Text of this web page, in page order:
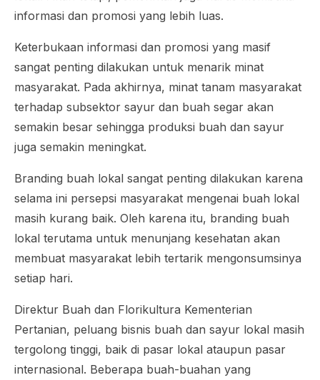
informasi dan promosi yang lebih luas.
Keterbukaan informasi dan promosi yang masif
sangat penting dilakukan untuk menarik minat
masyarakat. Pada akhirnya, minat tanam masyarakat
terhadap subsektor sayur dan buah segar akan
semakin besar sehingga produksi buah dan sayur
juga semakin meningkat.
Branding buah lokal sangat penting dilakukan karena
selama ini persepsi masyarakat mengenai buah lokal
masih kurang baik. Oleh karena itu, branding buah
lokal terutama untuk menunjang kesehatan akan
membuat masyarakat lebih tertarik mengonsumsinya
setiap hari.
Direktur Buah dan Florikultura Kementerian
Pertanian, peluang bisnis buah dan sayur lokal masih
tergolong tinggi, baik di pasar lokal ataupun pasar
internasional. Beberapa buah-buahan yang